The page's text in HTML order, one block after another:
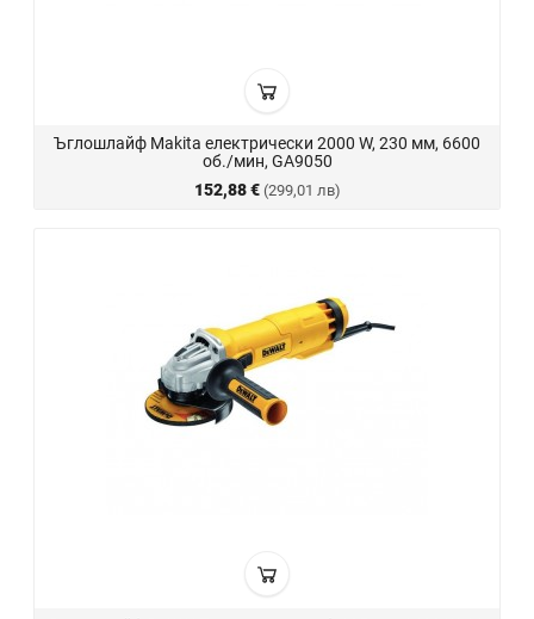
Ъглошлайф Makita електрически 2000 W, 230 мм, 6600
об./мин, GA9050
152,88 € (299,01 лв)